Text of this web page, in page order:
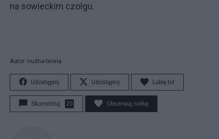
na sowieckim czołgu.
Autor: nudna-teoria
Udostępnij Udostępnij Lubię to!
Skomentuj 20 Obserwuj notkę